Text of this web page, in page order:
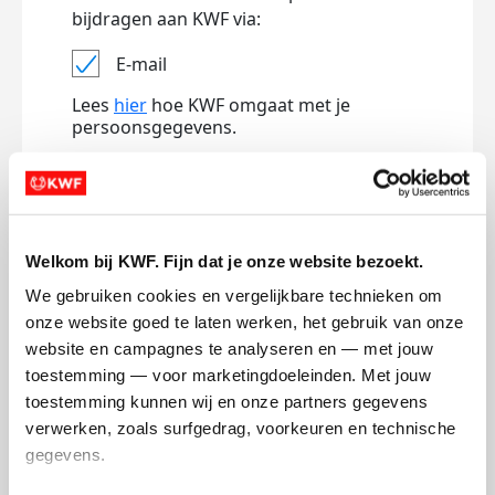
Welkom bij KWF. Fijn dat je onze website bezoekt.
We gebruiken cookies en vergelijkbare technieken om
onze website goed te laten werken, het gebruik van onze
website en campagnes te analyseren en — met jouw
toestemming — voor marketingdoeleinden. Met jouw
toestemming kunnen wij en onze partners gegevens
verwerken, zoals surfgedrag, voorkeuren en technische
gegevens.
bijdragen aan KWF via:
E-mail
Lees hier hoe KWF omgaat met je
persoonsgegevens.
Jouw bericht op de actiepagina van Team
(optioneel)
0/150
Naam die op de pagina verschijnt
Volgende